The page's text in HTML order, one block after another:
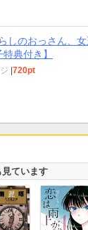
しのおっさん、
典付き】
|720pt
ています